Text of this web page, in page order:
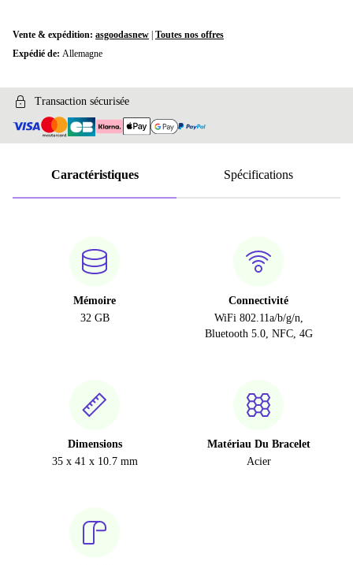
Vente & expédition: asgoodasnew Toutes nos offres
Expédié de: Allemagne
Transaction sécurisée
Caractéristiques Spécifications
Mémoire
32 GB
Connectivité
WiFi 802.11a/b/g/n,
Bluetooth 5.0, NFC, 4G
Dimensions
35 x 41 x 10.7 mm
Matériau Du Bracelet
Acier